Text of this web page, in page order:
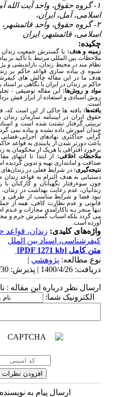
۱- گروه حقوق، واحد آیت الله
اسلامی، آمل، ایران،
۲- گروه حقوق، واحد قائمشهر،
اسلامی، قائمشهر، ایران
چکیده:
زمینه و هدف: با گسترش جمعیت زندان­
ملاحظات بین­ المللی مرتبط با تأکید بر
نظام­ مند در محیط زندان، بازاندیشی و
شیوه ­ی پیاده ­سازی قواعد حاکم بر
هدف ما در این مقاله چالش­ های
حاکم بر زندان در ایران با نگاهی بر اسناد
مواد و روش‌ها:این مقاله توصیفی -
روش اسنادی و استفاده از ابزار فیش
است.
یافته‌ها:یافته ­ها حاکی از این است که،
حقوق ایران در آیین­نامه سازمان زندان­
تربیتی گرفتار تشتت شده است و اسناد
چندان آموزش داده نشده و پیاده نمی­
­گرایی حداکثری نهادهای اجرایی-قضایی
باعث دورتر شدن از پایبندی به قواعد
برخورد افتراقی با هریک از محکومان به
ملاحظات اخلاقی: از ابتدا تا انتهای
صداقت و امانت­داری تهیه و تدوین گردیده
نتیجه‌گیری: در شرایط فعلی در زندان‌های
دستیابی به هدف التزام به قواعد زندان
چون سوءرفتار نگهبانان و کارکنان با
زندانیان، عدم رعایت بهداشت در زندان،
نبود فضا و شرایط مناسب از طرفی و از
قانونی و عدم نظارت کافی، همه از جمله
تنها منجر بـه ناکارآمدی مجازات و عـدم
می­ گردد بلکه اسباب گسترش جرم و مجرم
آورده است.
واژه‌های کلیدی:زندان، قواعد
کیفرشناسی، اسناد بین الملل
متن کامل[PDF 1271 kb]
نوع مطالعه:پژوهشي|
دریافت: 1400/4/26 | پذیرش: 1400/8/30
ارسال نظر درباره این مقاله :
الکترونیک شما:
ارسال پیام به